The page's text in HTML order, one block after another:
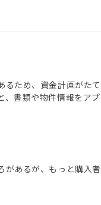
ため、資金計画がた
書類や物件情報をア
あるが、もっと購入